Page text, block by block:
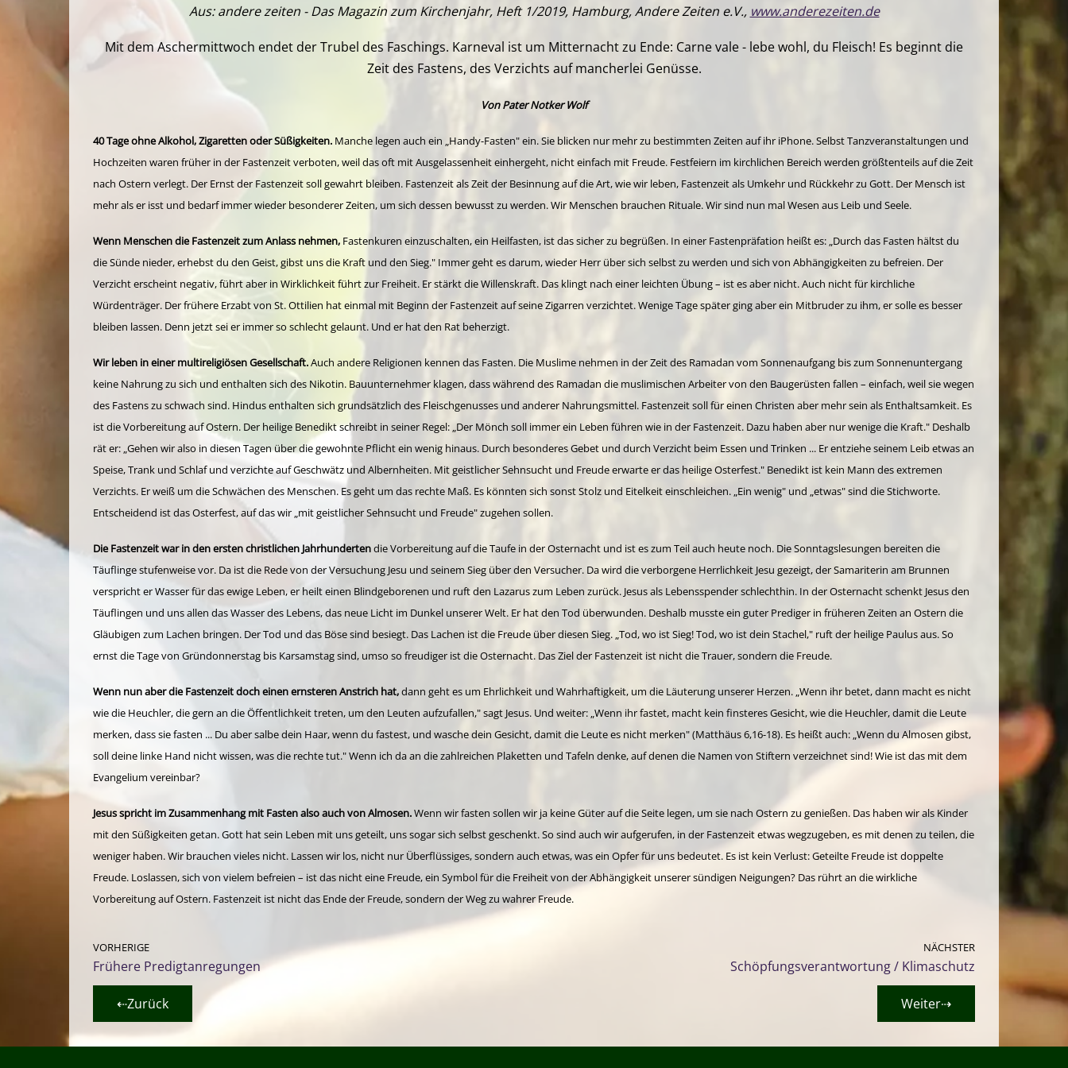
Aus: andere zeiten - Das Magazin zum Kirchenjahr, Heft 1/2019, Hamburg, Andere Zeiten e.V., www.anderezeiten.de
Mit dem Aschermittwoch endet der Trubel des Faschings. Karneval ist um Mitternacht zu Ende: Carne vale - lebe wohl, du Fleisch! Es beginnt die
Zeit des Fastens, des Verzichts auf mancherlei Genüsse.
Von Pater Notker Wolf
40 Tage ohne Alkohol, Zigaretten oder Süßigkeiten. Manche legen auch ein „Handy-Fasten" ein. Sie blicken nur mehr zu bestimmten Zeiten auf ihr iPhone. Selbst Tanzveranstaltungen und
Hochzeiten waren früher in der Fastenzeit verboten, weil das oft mit Ausgelassenheit einhergeht, nicht einfach mit Freude. Festfeiern im kirchlichen Bereich werden größtenteils auf die Zeit
nach Ostern verlegt. Der Ernst der Fastenzeit soll gewahrt bleiben. Fastenzeit als Zeit der Besinnung auf die Art, wie wir leben, Fastenzeit als Umkehr und Rückkehr zu Gott. Der Mensch ist
mehr als er isst und bedarf immer wieder besonderer Zeiten, um sich dessen bewusst zu werden. Wir Menschen brauchen Rituale. Wir sind nun mal Wesen aus Leib und Seele.
Wenn Menschen die Fastenzeit zum Anlass nehmen, Fastenkuren einzuschalten, ein Heilfasten, ist das sicher zu begrüßen. In einer Fastenpräfation heißt es: „Durch das Fasten hältst du
die Sünde nieder, erhebst du den Geist, gibst uns die Kraft und den Sieg." Immer geht es darum, wieder Herr über sich selbst zu werden und sich von Abhängigkeiten zu befreien. Der
Verzicht erscheint negativ, führt aber in Wirklichkeit führt zur Freiheit. Er stärkt die Willenskraft. Das klingt nach einer leichten Übung – ist es aber nicht. Auch nicht für kirchliche
Würdenträger. Der frühere Erzabt von St. Ottilien hat einmal mit Beginn der Fastenzeit auf seine Zigarren verzichtet. Wenige Tage später ging aber ein Mitbruder zu ihm, er solle es besser
bleiben lassen. Denn jetzt sei er immer so schlecht gelaunt. Und er hat den Rat beherzigt.
Wir leben in einer multireligiösen Gesellschaft.Auch andere Religionen kennen das Fasten. Die Muslime nehmen in der Zeit des Ramadan vom Sonnenaufgang bis zum Sonnenuntergang
keine Nahrung zu sich und enthalten sich des Nikotin. Bauunternehmer klagen, dass während des Ramadan die muslimischen Arbeiter von den Baugerüsten fallen – einfach, weil sie wegen
des Fastens zu schwach sind. Hindus enthalten sich grundsätzlich des Fleischgenusses und anderer Nahrungsmittel. Fastenzeit soll für einen Christen aber mehr sein als Enthaltsamkeit. Es
ist die Vorbereitung auf Ostern. Der heilige Benedikt schreibt in seiner Regel: „Der Mönch soll immer ein Leben führen wie in der Fastenzeit. Dazu haben aber nur wenige die Kraft." Deshalb
rät er: „Gehen wir also in diesen Tagen über die gewohnte Pflicht ein wenig hinaus. Durch besonderes Gebet und durch Verzicht beim Essen und Trinken ... Er entziehe seinem Leib etwas an
Speise, Trank und Schlaf und verzichte auf Geschwätz und Albernheiten. Mit geistlicher Sehnsucht und Freude erwarte er das heilige Osterfest." Benedikt ist kein Mann des extremen
Verzichts. Er weiß um die Schwächen des Menschen. Es geht um das rechte Maß. Es könnten sich sonst Stolz und Eitelkeit einschleichen. „Ein wenig" und „etwas" sind die Stichworte.
Entscheidend ist das Osterfest, auf das wir „mit geistlicher Sehnsucht und Freude" zugehen sollen.
Die Fastenzeit war in den ersten christlichen Jahrhundertendie Vorbereitung auf die Taufe in der Osternacht und ist es zum Teil auch heute noch. Die Sonntagslesungen bereiten die
Täuflinge stufenweise vor. Da ist die Rede von der Versuchung Jesu und seinem Sieg über den Versucher. Da wird die verborgene Herrlichkeit Jesu gezeigt, der Samariterin am Brunnen
verspricht er Wasser für das ewige Leben, er heilt einen Blindgeborenen und ruft den Lazarus zum Leben zurück. Jesus als Lebensspender schlechthin. In der Osternacht schenkt Jesus den
Täuflingen und uns allen das Wasser des Lebens, das neue Licht im Dunkel unserer Welt. Er hat den Tod überwunden. Deshalb musste ein guter Prediger in früheren Zeiten an Ostern die
Gläubigen zum Lachen bringen. Der Tod und das Böse sind besiegt. Das Lachen ist die Freude über diesen Sieg. „Tod, wo ist Sieg! Tod, wo ist dein Stachel," ruft der heilige Paulus aus. So
ernst die Tage von Gründonnerstag bis Karsamstag sind, umso so freudiger ist die Osternacht. Das Ziel der Fastenzeit ist nicht die Trauer, sondern die Freude.
Wenn nun aber die Fastenzeit doch einen ernsteren Anstrich hat,dann geht es um Ehrlichkeit und Wahrhaftigkeit, um die Läuterung unserer Herzen. „Wenn ihr betet, dann macht es nicht
wie die Heuchler, die gern an die Öffentlichkeit treten, um den Leuten aufzufallen," sagt Jesus. Und weiter: „Wenn ihr fastet, macht kein finsteres Gesicht, wie die Heuchler, damit die Leute
merken, dass sie fasten ... Du aber salbe dein Haar, wenn du fastest, und wasche dein Gesicht, damit die Leute es nicht merken" (Matthäus 6,16-18). Es heißt auch: „Wenn du Almosen gibst,
soll deine linke Hand nicht wissen, was die rechte tut." Wenn ich da an die zahlreichen Plaketten und Tafeln denke, auf denen die Namen von Stiftern verzeichnet sind! Wie ist das mit dem
Evangelium vereinbar?
Jesus spricht im Zusammenhang mit Fasten also auch von Almosen.Wenn wir fasten sollen wir ja keine Güter auf die Seite legen, um sie nach Ostern zu genießen. Das haben wir als Kinder
mit den Süßigkeiten getan. Gott hat sein Leben mit uns geteilt, uns sogar sich selbst geschenkt. So sind auch wir aufgerufen, in der Fastenzeit etwas wegzugeben, es mit denen zu teilen, die
weniger haben. Wir brauchen vieles nicht. Lassen wir los, nicht nur Überflüssiges, sondern auch etwas, was ein Opfer für uns bedeutet. Es ist kein Verlust: Geteilte Freude ist doppelte
Freude. Loslassen, sich von vielem befreien – ist das nicht eine Freude, ein Symbol für die Freiheit von der Abhängigkeit unserer sündigen Neigungen? Das rührt an die wirkliche
Vorbereitung auf Ostern. Fastenzeit ist nicht das Ende der Freude, sondern der Weg zu wahrer Freude.
VORHERIGE
Frühere Predigtanregungen
NÄCHSTER
Schöpfungsverantwortung / Klimaschutz
⇠Zurück Weiter⇢